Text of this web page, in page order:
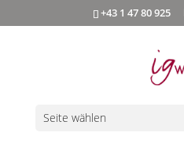
+43 1 47 80 925
Seite wählen